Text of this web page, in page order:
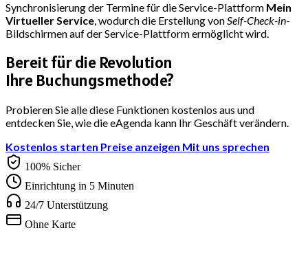
Synchronisierung der Termine für die Service-Plattform Mein
Virtueller Service, wodurch die Erstellung vonSelf-Check-in-
Bildschirmen auf der Service-Plattform ermöglicht wird.
Bereit für die Revolution
Ihre Buchungsmethode?
Probieren Sie alle diese Funktionen kostenlos aus und
entdecken Sie, wie die eAgenda kann Ihr Geschäft verändern.
Kostenlos starten Preise anzeigen Mit uns sprechen
100% Sicher
Einrichtung in 5 Minuten
24/7 Unterstützung
Ohne Karte